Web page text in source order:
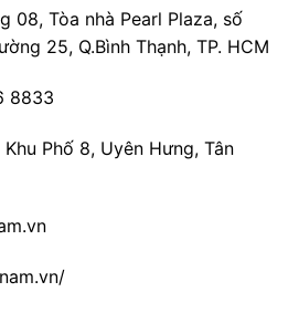
08, Tòa nhà Pearl Plaza, số
25, Q.Bình Thạnh, TP. HCM
8833
Khu Phố 8, Uyên Hưng, Tân